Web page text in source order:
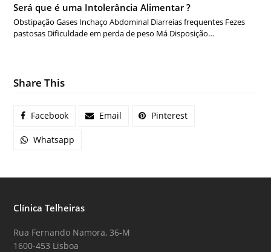
Será que é uma Intolerância Alimentar ?
Obstipação Gases Inchaço Abdominal Diarreias frequentes Fezes
pastosas Dificuldade em perda de peso Má Disposição…
Share This
Facebook Email Pinterest
Whatsapp
Clínica Telheiras
Rua Fernando Namora, 36-M
1600-453 Lisboa